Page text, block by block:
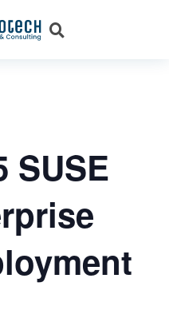
SUSE